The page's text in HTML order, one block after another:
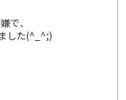
で、
した(^_^;)